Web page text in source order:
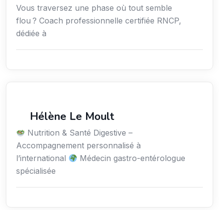
Vous traversez une phase où tout semble
flou ? Coach professionnelle certifiée RNCP,
dédiée à
Hélène Le Moult
Nutrition & Santé Digestive –
Accompagnement personnalisé à
l’international
Médecin gastro-entérologue
spécialisée